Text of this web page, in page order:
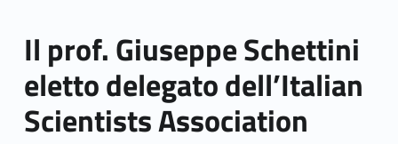
Il prof. Giuseppe Schettini
eletto delegato dell’Italian
Scientists Association